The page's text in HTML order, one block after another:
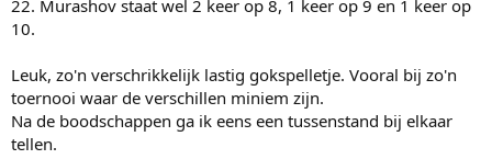
22. Murashov staat wel 2 keer op 8, 1 keer op 9 en 1 keer op
10.
Leuk, zo'n verschrikkelijk lastig gokspelletje. Vooral bij zo'n
toernooi waar de verschillen miniem zijn.
Na de boodschappen ga ik eens een tussenstand bij elkaar
tellen.